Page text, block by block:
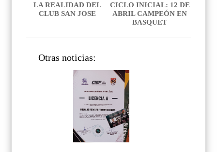
CICLO INICIAL: 12 DE
ABRIL CAMPEÓN EN
BASQUET
LA REALIDAD DEL
CLUB SAN JOSE
Otras noticias: